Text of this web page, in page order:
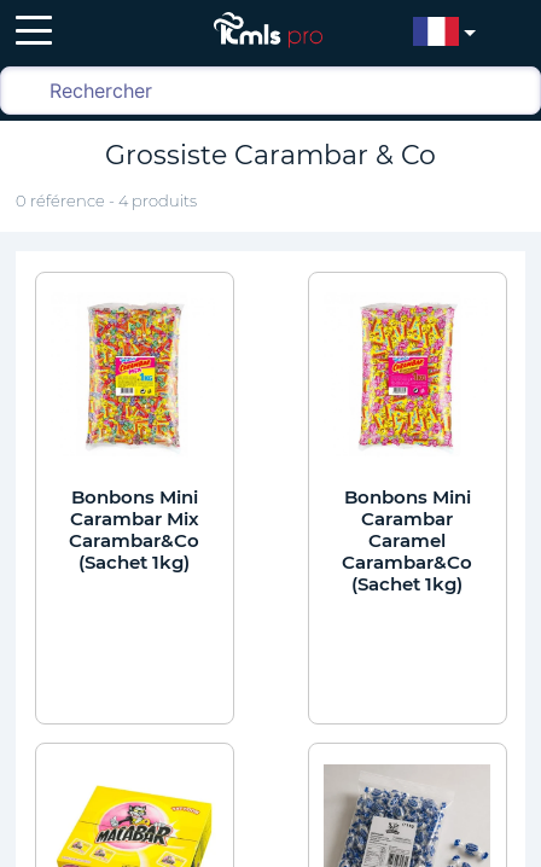
Grossiste Carambar & Co
0 référence - 4 produits
Bonbons Mini
Carambar Mix
Carambar&Co
(Sachet 1kg)
Bonbons Mini
Carambar
Caramel
Carambar&Co
(Sachet 1kg)